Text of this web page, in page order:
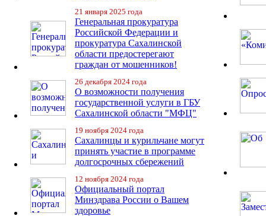
21 января 2025 года
Генеральная прокуратура
Российской Федерации и
прокуратура Сахалинской
области предостерегают
граждан от мошенников!
26 декабря 2024 года
О возможности получения
государственной услуги в ГБУ
Сахалинской области "МФЦ"
19 ноября 2024 года
Сахалинцы и курильчане могут
принять участие в программе
долгосрочных сбережений
12 ноября 2024 года
Официальный портал
Минздрава России о Вашем
здоровье